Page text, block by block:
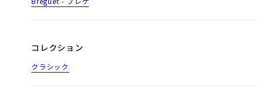
コレクション
クラシック